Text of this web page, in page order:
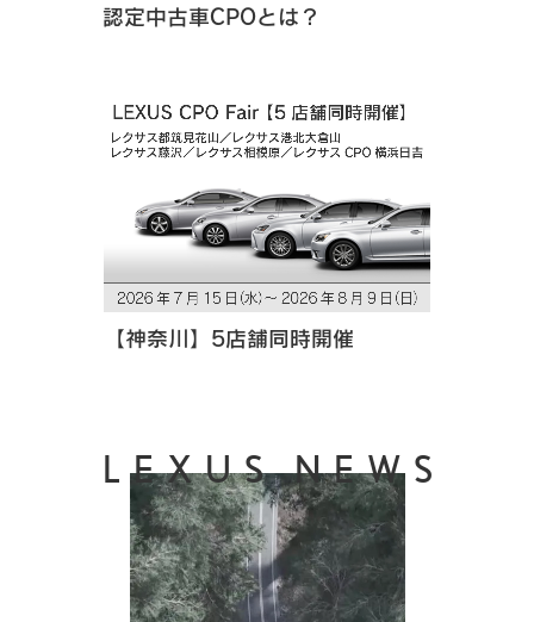
認定中古車CPOとは？
【神奈川】5店舗同時開催
LEXUS NEWS